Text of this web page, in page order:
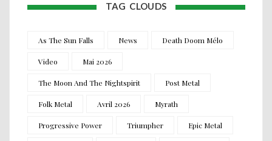
TAG CLOUDS
As The Sun Falls News Death Doom Mélo
Video Mai 2026
The Moon And The Nightspirit Post Metal
Folk Metal Avril 2026 Myrath
Progressive Power Triumpher Epic Metal